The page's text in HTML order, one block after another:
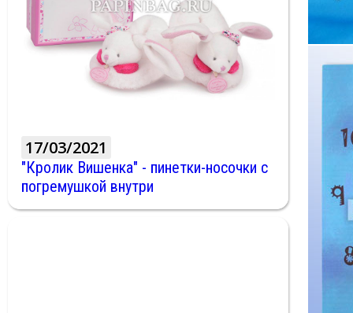
17/03/2021
"Кролик Вишенка" - пинетки-носочки с
погремушкой внутри